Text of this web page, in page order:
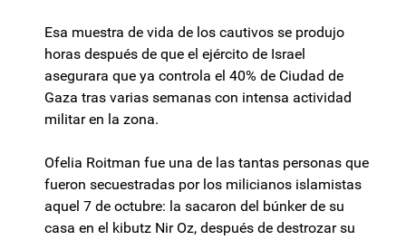
Esa muestra de vida de los cautivos se produjo
horas después de que el ejército de Israel
asegurara que ya controla el 40% de Ciudad de
Gaza tras varias semanas con intensa actividad
militar en la zona.
Ofelia Roitman fue una de las tantas personas que
fueron secuestradas por los milicianos islamistas
aquel 7 de octubre: la sacaron del búnker de su
casa en el kibutz Nir Oz, después de destrozar su